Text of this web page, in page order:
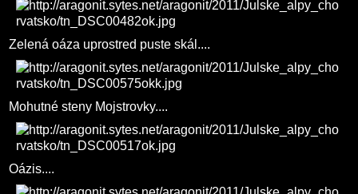
Zelená oáza uprostred puste skál....
Mohutné steny Mojstrovky....
Oázis....